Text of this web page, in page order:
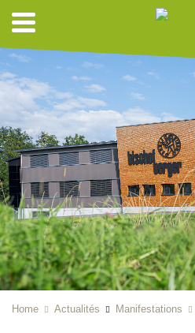
Home Actualités Manifestations